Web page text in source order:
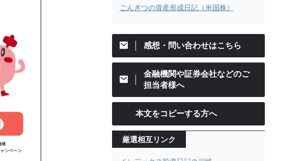
ごんぎつの資産形成日記（米国株）
感想・問い合わせはこちら
金融機関や証券会社などのご
担当者様へ
本文をコピーする方へ
厳選相互リンク